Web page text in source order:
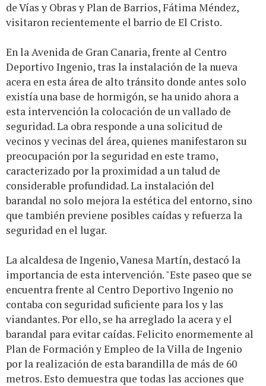
de Vías y Obras y Plan de Barrios, Fátima Méndez,
visitaron recientemente el barrio de El Cristo.
En la Avenida de Gran Canaria, frente al Centro
Deportivo Ingenio, tras la instalación de la nueva
acera en esta área de alto tránsito donde antes solo
existía una base de hormigón, se ha unido ahora a
esta intervención la colocación de un vallado de
seguridad. La obra responde a una solicitud de
vecinos y vecinas del área, quienes manifestaron su
preocupación por la seguridad en este tramo,
caracterizado por la proximidad a un talud de
considerable profundidad. La instalación del
barandal no solo mejora la estética del entorno, sino
que también previene posibles caídas y refuerza la
seguridad en el lugar.
La alcaldesa de Ingenio, Vanesa Martín, destacó la
importancia de esta intervención. "Este paseo que se
encuentra frente al Centro Deportivo Ingenio no
contaba con seguridad suficiente para los y las
viandantes. Por ello, se ha arreglado la acera y el
barandal para evitar caídas. Felicito enormemente al
Plan de Formación y Empleo de la Villa de Ingenio
por la realización de esta barandilla de más de 60
metros. Esto demuestra que todas las acciones que